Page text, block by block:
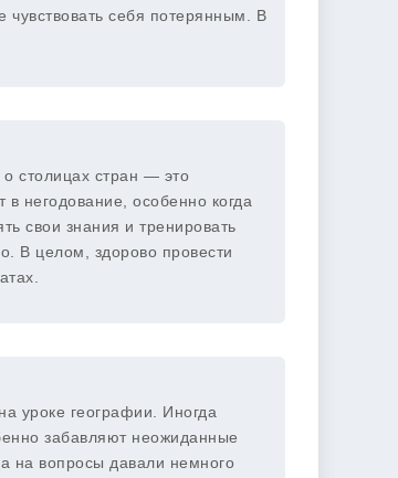
чувствовать себя потерянным. В
о столицах стран — это
в негодование, особенно когда
свои знания и тренировать
В целом, здорово провести
уроке географии. Иногда
забавляют неожиданные
на вопросы давали немного